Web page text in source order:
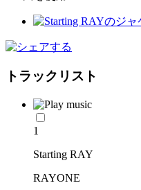
トラックリスト
1
Starting RAY
RAYONE